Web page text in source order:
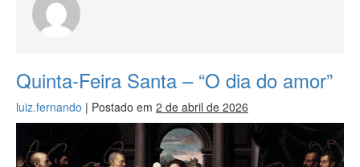
Quinta-Feira Santa – “O dia do amor”
luiz.fernando | Postado em 2 de abril de 2026